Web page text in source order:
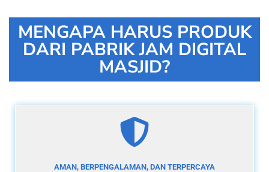
MENGAPA HARUS PRODUK
DARI PABRIK JAM DIGITAL
MASJID?
AMAN, BERPENGALAMAN, DAN TERPERCAYA